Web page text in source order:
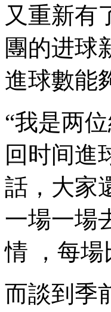
又重新有
團的进球
進球數能夠
“我是两位
回时间進
話，大
一場一場
情 ，每
而談到季